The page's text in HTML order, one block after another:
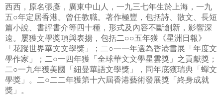
西西，原名張彥，廣東中山人，一九三七年生於上海，一九
五○年定居香港。曾任教職。著作極豐，包括詩、散文、長短
篇小說、書評書介等四十種，形式及內容不斷創新，影響深
遠。屢獲文學獎項與表揚，包括二○○五年獲《星洲日報》
「花蹤世界華文文學獎」；二○一一年選為香港書展「年度文
學作家」；二○一四年獲「全球華文文學星雲獎」之貢獻獎；
二○一九年獲美國「紐曼華語文學獎」，同年底獲瑞典「蟬文
學獎」。二○二二年獲第十六屆香港藝術發展獎「終身成就
獎」。